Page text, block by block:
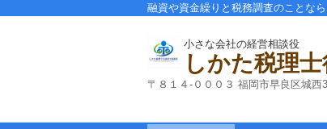
融資や資金繰りと税務調査のことな
小さな会社の経営相談役
しかた税理
〒８１４-０００３ 福岡市早良区城西